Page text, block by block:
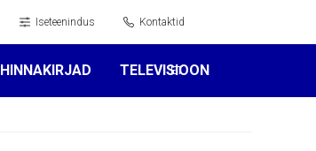
Iseteenindus Kontaktid
HINNAKIRJAD TELEVISIOON
ET